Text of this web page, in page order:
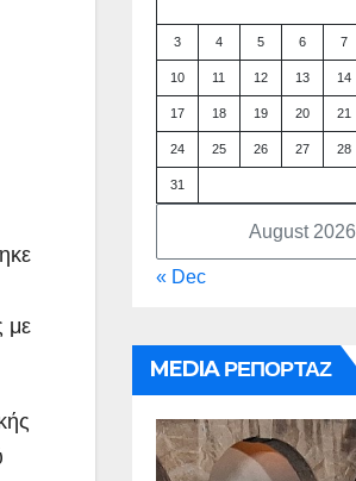
με
August 2026
3 4 5 6 7
10 11 12 13 14
17 18 19 20 21
24 25 26 27 28
31
« Dec
MEDIA ΡΕΠΟΡΤΑΖ